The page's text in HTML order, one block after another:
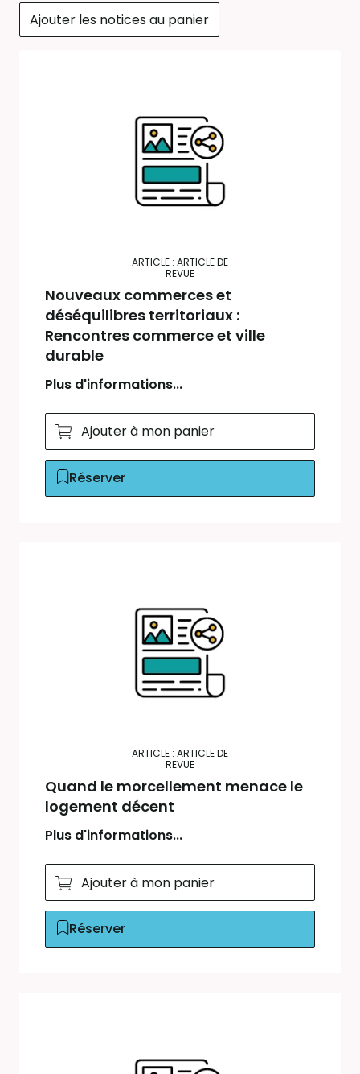
Ajouter les notices au panier
ARTICLE : ARTICLE DE
REVUE
Nouveaux commerces et
déséquilibres territoriaux :
Rencontres commerce et ville
durable
Plus d'informations...
Ajouter à mon panier
Réserver
ARTICLE : ARTICLE DE
REVUE
Quand le morcellement menace le
logement décent
Plus d'informations...
Ajouter à mon panier
Réserver